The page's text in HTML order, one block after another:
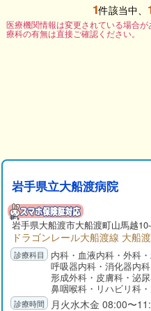
1件該当中、
医療機関情報は変更されている場合
療科の有無は直接ご確認ください。
岩手県立大船渡病院
岩手県大船渡市大船渡町山馬越
ドラゴンレール大船渡線 大船
内科・血液内科・外科
呼吸器内科・消化器内
形成外科・皮膚科・泌
鼻咽喉科・リハビリ科
月火水木金 08:00〜